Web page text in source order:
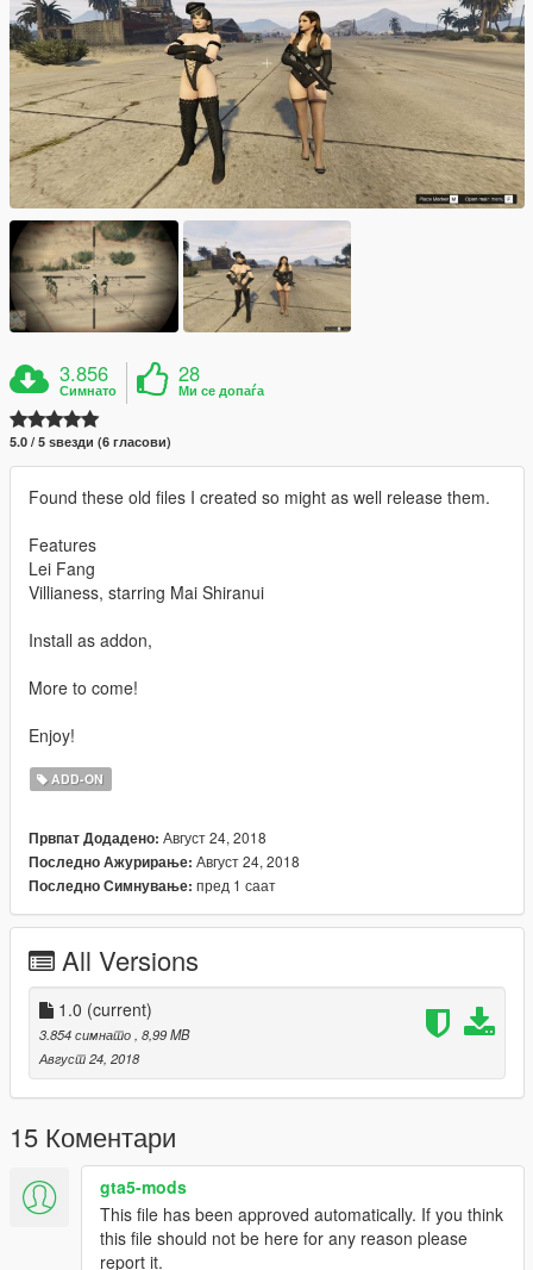
3.856
Симнато
28
Ми се допаѓа
5.0 / 5 ѕвезди (6 гласови)
Found these old files I created so might as well release them.
Features
Lei Fang
Villianess, starring Mai Shiranui
Install as addon,
More to come!
Enjoy!
ADD-ON
Првпат Додадено: Август 24, 2018
Последно Ажурирање: Август 24, 2018
Последно Симнување: пред 1 саат
All Versions
1.0 (current)
3.854 симнато , 8,99 MB
Август 24, 2018
15 Коментари
gta5-mods
This file has been approved automatically. If you think
this file should not be here for any reason please
report it.